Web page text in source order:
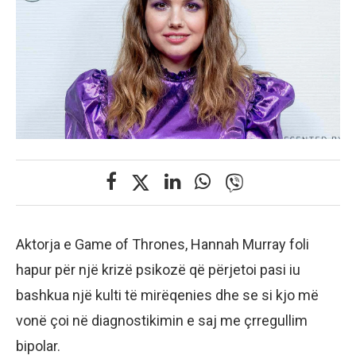
Aktorja e Game of Thrones, Hannah Murray foli
hapur për një krizë psikozë që përjetoi pasi iu
bashkua një kulti të mirëqenies dhe se si kjo më
vonë çoi në diagnostikimin e saj me çrregullim
bipolar.